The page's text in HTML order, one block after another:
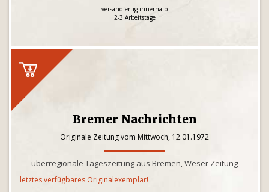
versandfertig innerhalb
2-3 Arbeitstage
Bremer Nachrichten
Originale Zeitung vom Mittwoch, 12.01.1972
überregionale Tageszeitung aus Bremen, Weser Zeitung
letztes verfügbares Originalexemplar!